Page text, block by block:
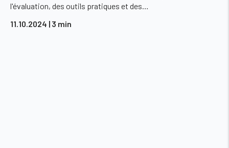
l'évaluation, des outils pratiques et des…
11.10.2024 | 3 min